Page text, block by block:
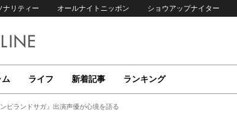
ナリティー オールナイトニッポン ショウアップナイター
ム ライフ 新着記事 ランキング
ランドサガ』出演声優が心境を語る